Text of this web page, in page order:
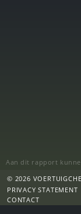
Aan dit rapport
© 2026
PRIVACY STATEMENT
CONTACT